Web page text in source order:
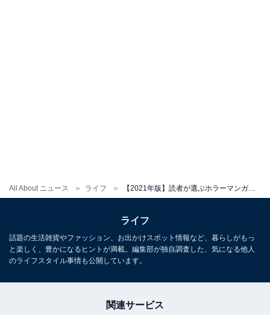
All About ニュース ライフ 【2021年版】読者が選ぶホラーマンガランキング 3位は『東京喰種トーキョーグール』シリーズ！ 2位、1位は？
ライフ
話題の生活雑貨やファッション、お出かけスポット情報など、暮らしがもっ
と楽しく、豊かになるヒントが満載。編集部が独自調査した、気になる他人
のライフスタイル事情も公開しています。
関連サービス